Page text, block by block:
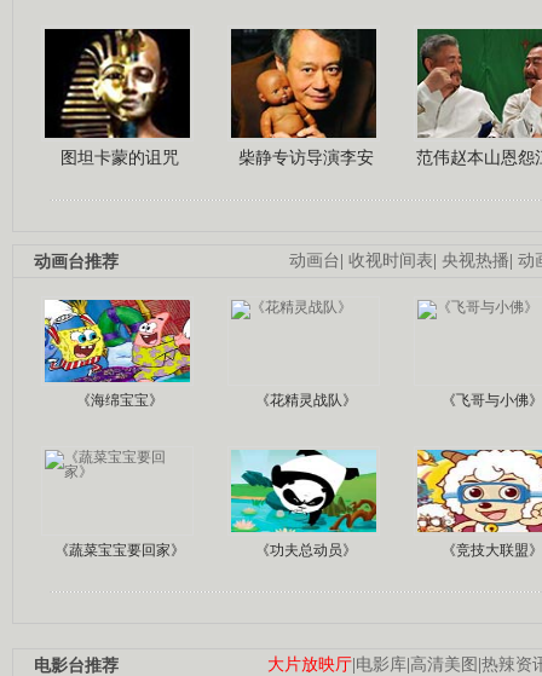
图坦卡蒙的诅咒 柴静专访导演李安 范伟赵本山恩怨
动画台| 收视时间表| 央视热播| 动
动画台推荐
《海绵宝宝》 《花精灵战队》 《飞哥与小佛》
《蔬菜宝宝要回家》 《功夫总动员》 《竞技大联盟》
大片放映厅|电影库|高清美图 |热辣资
电影台推荐